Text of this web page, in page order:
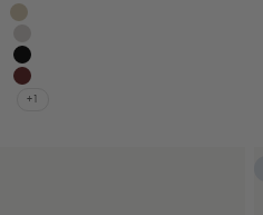
Colore
Beige
Grigio chiaro
Nero
Burgundy
+1